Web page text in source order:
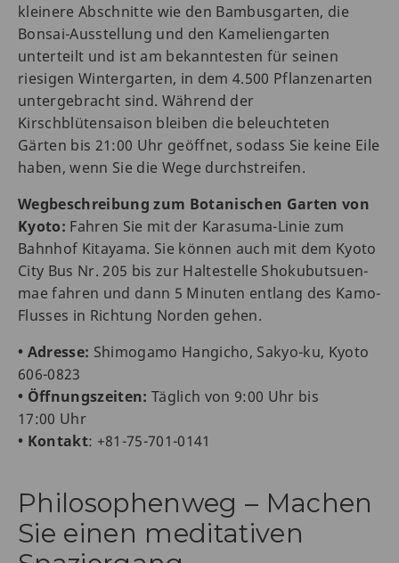
kleinere Abschnitte wie den Bambusgarten, die
Bonsai-Ausstellung und den Kameliengarten
unterteilt und ist am bekanntesten für seinen
riesigen Wintergarten, in dem 4.500 Pflanzenarten
untergebracht sind. Während der
Kirschblütensaison bleiben die beleuchteten
Gärten bis 21:00 Uhr geöffnet, sodass Sie keine Eile
haben, wenn Sie die Wege durchstreifen.
Wegbeschreibung zum Botanischen Garten von
Kyoto: Fahren Sie mit der Karasuma-Linie zum
Bahnhof Kitayama. Sie können auch mit dem Kyoto
City Bus Nr. 205 bis zur Haltestelle Shokubutsuen-
mae fahren und dann 5 Minuten entlang des Kamo-
Flusses in Richtung Norden gehen.
• Adresse: Shimogamo Hangicho, Sakyo-ku, Kyoto
606-0823
• Öffnungszeiten: Täglich von 9:00 Uhr bis
17:00 Uhr
• Kontakt: +81-75-701-0141
Philosophenweg – Machen
Sie einen meditativen